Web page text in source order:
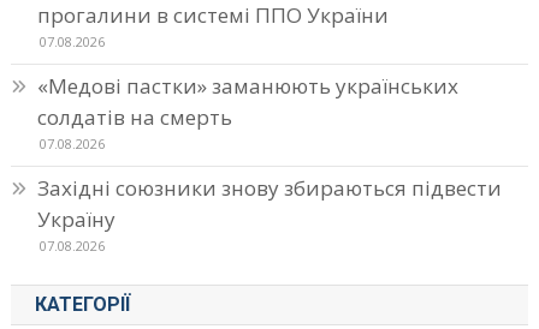
прогалини в системі ППО України
07.08.2026
«Медові пастки» заманюють українських
солдатів на смерть
07.08.2026
Західні союзники знову збираються підвести
Україну
07.08.2026
КАТЕГОРІЇ